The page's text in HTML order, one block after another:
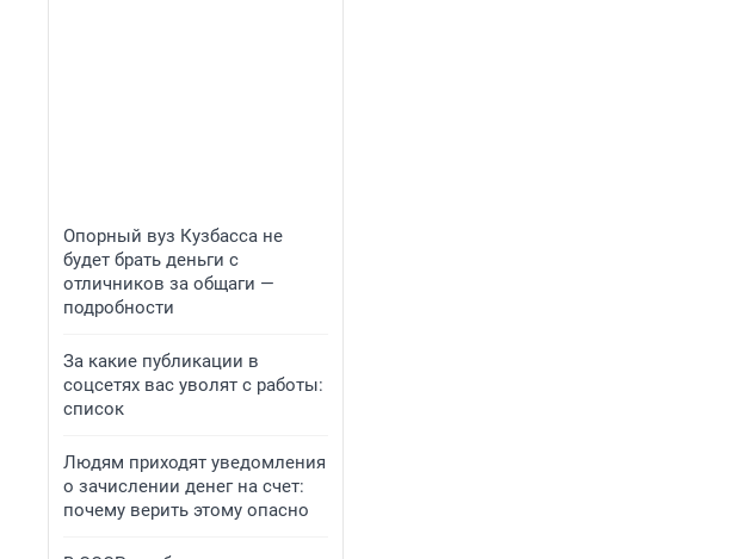
Опорный вуз Кузбасса не
будет брать деньги с
отличников за общаги —
подробности
За какие публикации в
соцсетях вас уволят с работы:
список
Людям приходят уведомления
о зачислении денег на счет:
почему верить этому опасно